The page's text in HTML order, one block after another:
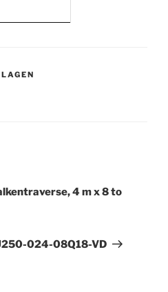
4 m x 8 to
024-08Q18-VD